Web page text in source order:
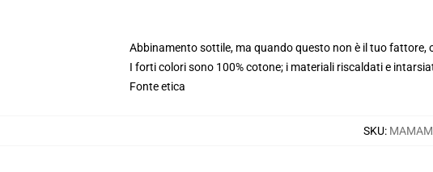
Abbinamento sottile, ma quando questo non è il tuo fattore,
I forti colori sono 100% cotone; i materiali riscaldati e
Fonte etica
SKU: